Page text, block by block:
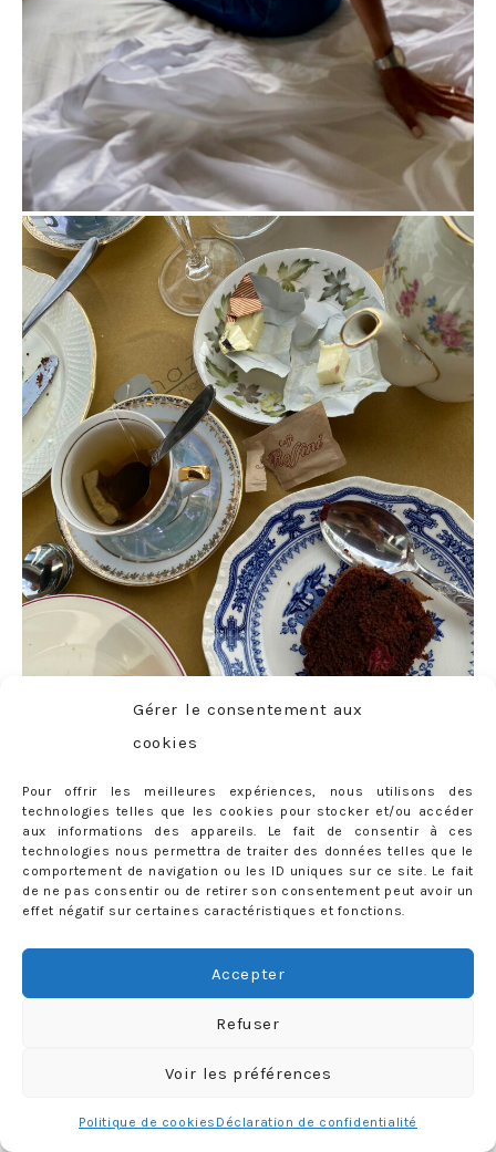
Gérer le consentement aux
cookies
Pour offrir les meilleures expériences, nous utilisons des
technologies telles que les cookies pour stocker et/ou accéder
aux informations des appareils. Le fait de consentir à ces
technologies nous permettra de traiter des données telles que le
comportement de navigation ou les ID uniques sur ce site. Le fait
de ne pas consentir ou de retirer son consentement peut avoir un
effet négatif sur certaines caractéristiques et fonctions.
Accepter
Refuser
Voir les préférences
Politique de cookies Déclaration de confidentialité
Vous ne serez donc pas étonnée de savoir que les
parfums comptent énormément pour moi, et que le
simple fait d’en découvrir de nouveaux (à mes goûts bien
que les parfums jouent un rôle sur notre humeur et notre
Bien que je dispose déjà d’une belle collection de parfums
« fétiches » (la plupart étant assimilés à un moment de
Prescent, une jeune marque anglaise dont les parfums